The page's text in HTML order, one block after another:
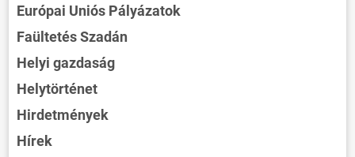
Európai Uniós Pályázatok
Faültetés Szadán
Helyi gazdaság
Helytörténet
Hirdetmények
Hírek